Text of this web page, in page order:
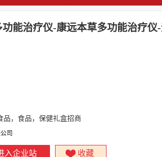
能治疗仪-康远本草多功能治疗仪
品，食品，保健礼盒招商
司
入企业站 收藏